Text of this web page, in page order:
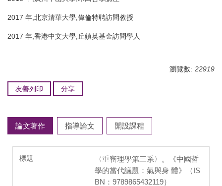
2017 年,北京清華大學,偉倫特聘訪問教授
2017 年,香港中文大學,丘鎮英基金訪問學人
瀏覽數: 22919
友善列印 分享
論文著作 指導論文 開設課程
〈重審理學第三系〉。《中國哲
學的當代議題：氣與身 體》（IS
BN：9789865432119）